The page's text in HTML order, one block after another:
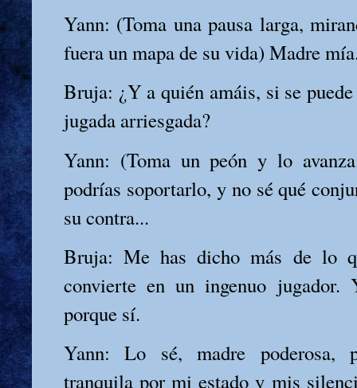
Yann: (Toma una pausa larga,
fuera un mapa de su vida) Madre
Bruja: ¿Y a quién amáis, si se
jugada arriesgada?
Yann: (Toma un peón y lo
podrías soportarlo, y no sé qué
su contra...
Bruja: Me has dicho más de lo
convierte en un ingenuo jugador.
porque sí.
Yann: Lo sé, madre poderosa,
tranquila por mi estado y mis